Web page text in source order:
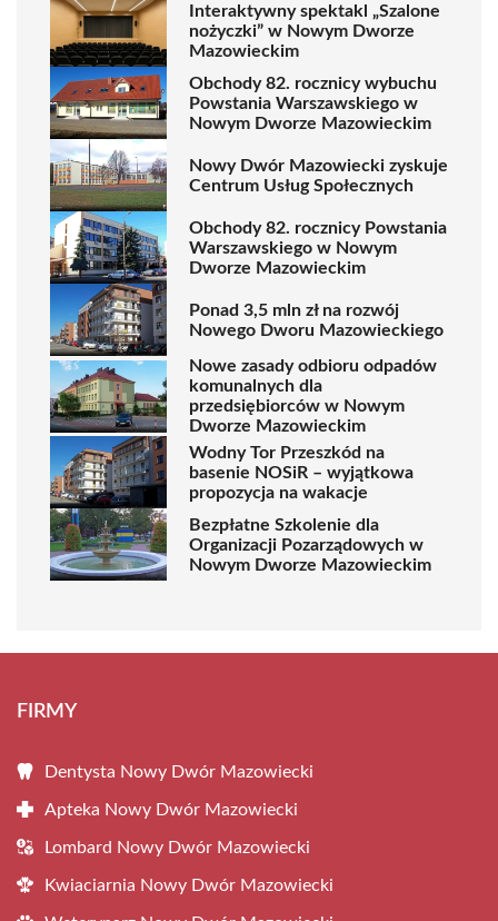
Interaktywny spektakl „Szalone
nożyczki” w Nowym Dworze
Mazowieckim
Obchody 82. rocznicy wybuchu
Powstania Warszawskiego w
Nowym Dworze Mazowieckim
Nowy Dwór Mazowiecki zyskuje
Centrum Usług Społecznych
Obchody 82. rocznicy Powstania
Warszawskiego w Nowym
Dworze Mazowieckim
Ponad 3,5 mln zł na rozwój
Nowego Dworu Mazowieckiego
Nowe zasady odbioru odpadów
komunalnych dla
przedsiębiorców w Nowym
Dworze Mazowieckim
Wodny Tor Przeszkód na
basenie NOSiR – wyjątkowa
propozycja na wakacje
Bezpłatne Szkolenie dla
Organizacji Pozarządowych w
Nowym Dworze Mazowieckim
FIRMY
Dentysta Nowy Dwór Mazowiecki
Apteka Nowy Dwór Mazowiecki
Lombard Nowy Dwór Mazowiecki
Kwiaciarnia Nowy Dwór Mazowiecki